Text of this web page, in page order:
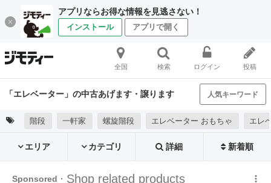
アプリならお得な情報を見逃さない！
インストール アプリで開く
全国 検索 ログイン 投稿
「エレベーター」の中古あげます・譲ります 人気キーワード
階段 一軒家 螺旋階段 エレベーター おもちゃ エレ
エリア カテゴリ 詳細 新着順